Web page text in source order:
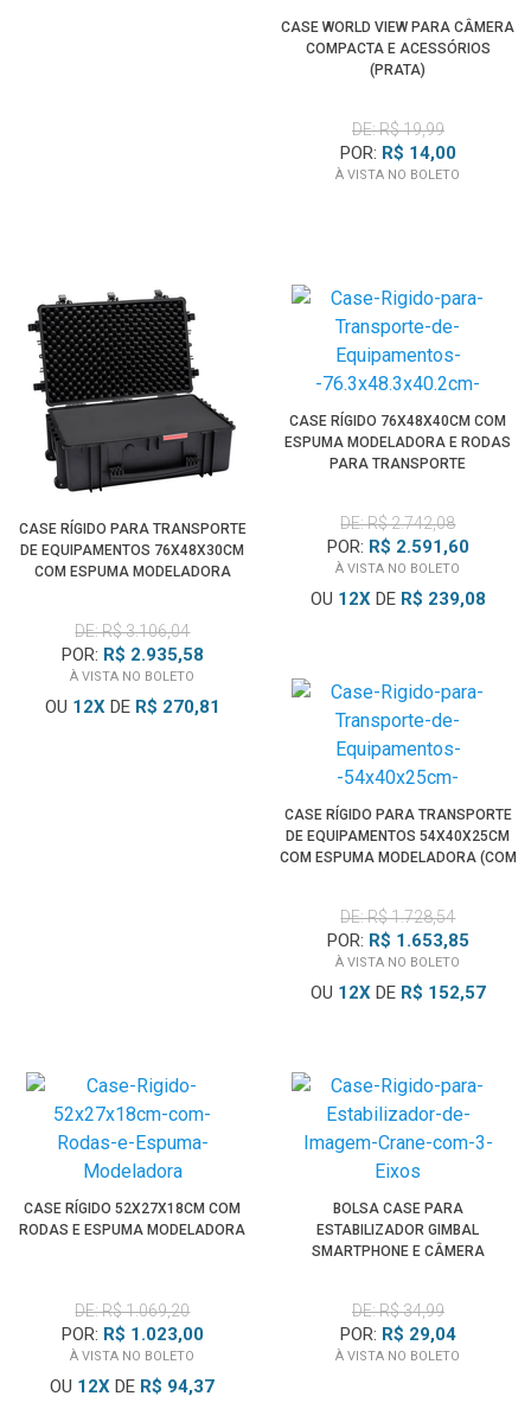
CASE WORLD VIEW PARA CÂMERA
COMPACTA E ACESSÓRIOS
(PRATA)
DE: R$ 19,99
POR: R$ 14,00
À VISTA NO BOLETO
CASE RÍGIDO PARA TRANSPORTE
DE EQUIPAMENTOS 76X48X30CM
COM ESPUMA MODELADORA
DE: R$ 3.106,04
POR: R$ 2.935,58
À VISTA NO BOLETO
OU 12XDE R$ 270,81
CASE RÍGIDO 76X48X40CM COM
ESPUMA MODELADORA E RODAS
PARA TRANSPORTE
DE: R$ 2.742,08
POR: R$ 2.591,60
À VISTA NO BOLETO
OU 12XDE R$ 239,08
CASE RÍGIDO PARA TRANSPORTE
DE EQUIPAMENTOS 54X40X25CM
COM ESPUMA MODELADORA (COM
DE: R$ 1.728,54
POR: R$ 1.653,85
À VISTA NO BOLETO
OU 12XDE R$ 152,57
CASE RÍGIDO 52X27X18CM COM
RODAS E ESPUMA MODELADORA
DE: R$ 1.069,20
POR: R$ 1.023,00
À VISTA NO BOLETO
OU 12X DE R$ 94,37
BOLSA CASE PARA
ESTABILIZADOR GIMBAL
SMARTPHONE E CÂMERA
DE: R$ 34,99
POR: R$ 29,04
À VISTA NO BOLETO